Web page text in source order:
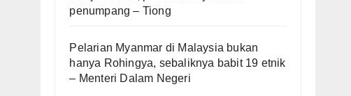
penumpang – Tiong
Pelarian Myanmar di Malaysia bukan
hanya Rohingya, sebaliknya babit 19 etnik
– Menteri Dalam Negeri